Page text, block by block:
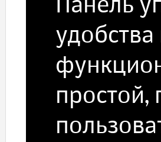
Панель
удобства